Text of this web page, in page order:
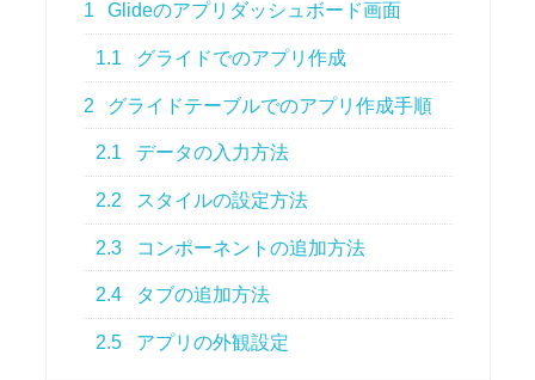
1 Glideのアプリダッシュボード画面
1.1 グライドでのアプリ作成
2 グライドテーブルでのアプリ作成手順
2.1 データの入力方法
2.2 スタイルの設定方法
2.3 コンポーネントの追加方法
2.4 タブの追加方法
2.5 アプリの外観設定